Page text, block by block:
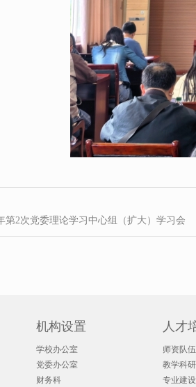
第2次党委理论学习中心组（扩大）学习会
机构设置
学校办公室
党委办公室
财务科
人才
师资队伍
教学科研
专业建设